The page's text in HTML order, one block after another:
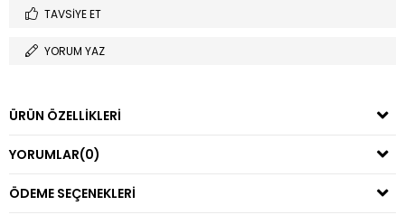
TAVSIYE ET
YORUM YAZ
ÜRÜN ÖZELLIKLERI
YORUMLAR(0)
ÖDEME SEÇENEKLERI